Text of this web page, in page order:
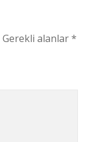
Gerekli alanlar*